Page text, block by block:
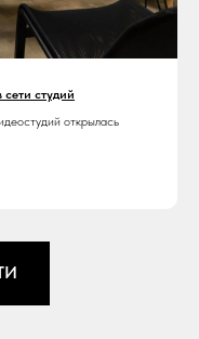
студий
открылась